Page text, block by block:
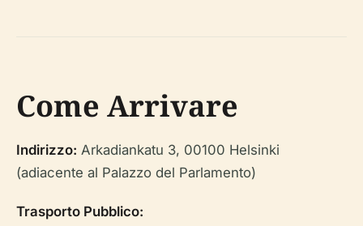
Come Arrivare
Indirizzo: Arkadiankatu 3, 00100 Helsinki
(adiacente al Palazzo del Parlamento)
Trasporto Pubblico: